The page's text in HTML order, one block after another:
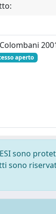
aperto
sono
sono